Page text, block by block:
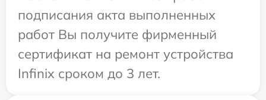
подписания акта выполненных
работ Вы получите фирменный
сертификат на ремонт устройства
Infinix сроком до 3 лет.